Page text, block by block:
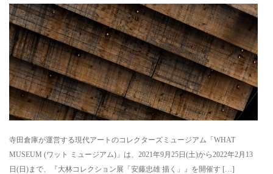
寺田倉庫が運営する現代アートのコレクターズミュージアム「WHAT
MUSEUM (ワット ミュージアム)」は、2021年9月25日(土)から2022年2月13
日(日)まで、『大林コレクション展「安藤忠雄 描く」』を開催す […]